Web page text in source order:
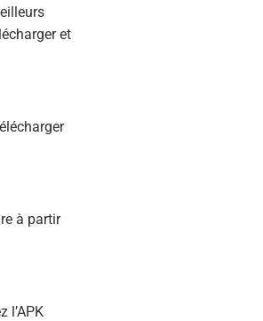
et
à partir
l’APK